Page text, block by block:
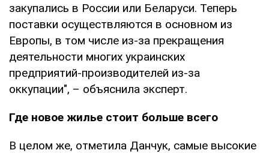
закупались в России или Беларуси. Теперь
поставки осуществляются в основном из
Европы, в том числе из-за прекращения
деятельности многих украинских
предприятий-производителей из-за
оккупации", – объяснила эксперт.
Где новое жилье стоит больше всего
В целом же, отметила Данчук, самые высокие